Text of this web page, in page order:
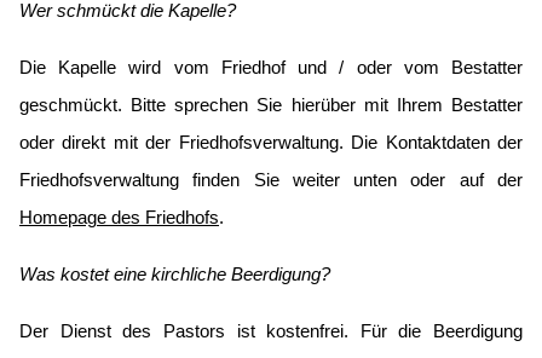
Wer schmückt die Kapelle?
Die Kapelle wird vom Friedhof und / oder vom Bestatter
geschmückt. Bitte sprechen Sie hierüber mit Ihrem Bestatter
oder direkt mit der Friedhofsverwaltung. Die Kontaktdaten der
Friedhofsverwaltung finden Sie weiter unten oder auf der
Homepage des Friedhofs.
Was kostet eine kirchliche Beerdigung?
Der Dienst des Pastors ist kostenfrei. Für die Beerdigung